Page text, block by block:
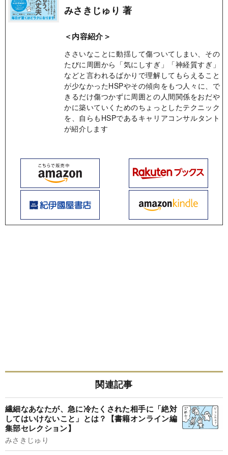
みさきじゅり 著
＜内容紹介＞
ささいなことに動揺して傷ついてしまい、その
たびに周囲から「気にしすぎ」「神経質すぎ」
などと言われるばかりで理解してもらえること
が少なかったHSPやその傾向をもつ人々に、で
きるだけ傷つかずに周囲との人間関係をおだや
かに築いていくためのちょっとしたテクニック
を、自らもHSPであるキャリアコンサルタント
が紹介します
関連記事
繊細なあなたが、急に冷たくされた相手に「絶対
してはいけないこと」とは？【書籍オンライン編
集部セレクション】
みさきじゅり